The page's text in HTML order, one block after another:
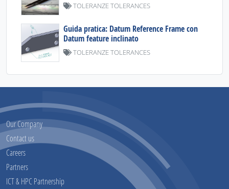
TOLERANZE TOLERANCES
Guida pratica: Datum Reference Frame con
Datum feature inclinato
TOLERANZE TOLERANCES
Our Company
Contact us
Careers
Partners
ICT & HPC Partnership